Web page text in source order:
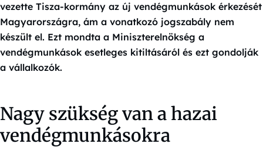
vezette Tisza-kormány az új vendégmunkások érkezését
Magyarországra, ám a vonatkozó jogszabály nem
készült el. Ezt mondta a Miniszterelnökség a
vendégmunkások esetleges kitiltásáról és ezt gondolják
a vállalkozók.
Nagy szükség van a hazai
vendégmunkásokra